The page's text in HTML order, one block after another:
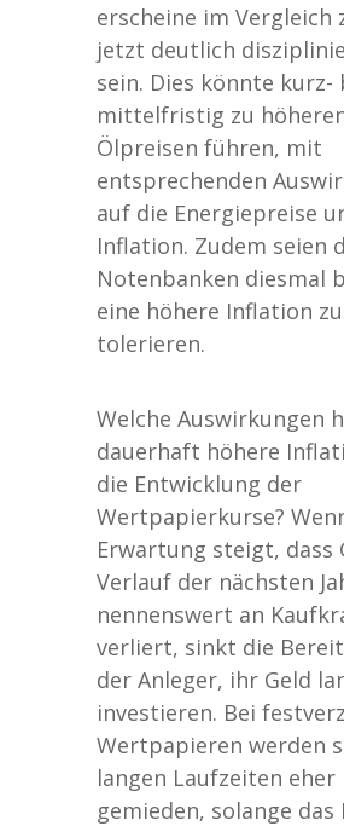
erscheine im Vergleich
jetzt deutlich
sein. Dies könnte kurz-
mittelfristig zu
Ölpreisen führen, mit
entsprechenden
auf die Energiepreise
Inflation. Zudem seien
Notenbanken diesmal
eine höhere Inflation zu
tolerieren.
Welche Auswirkungen
dauerhaft höhere
die Entwicklung der
Wertpapierkurse?
Erwartung steigt, dass
Verlauf der nächsten
nennenswert an
verliert, sinkt die
der Anleger, ihr Geld
investieren. Bei
Wertpapieren werden
langen Laufzeiten eher
gemieden, solange das